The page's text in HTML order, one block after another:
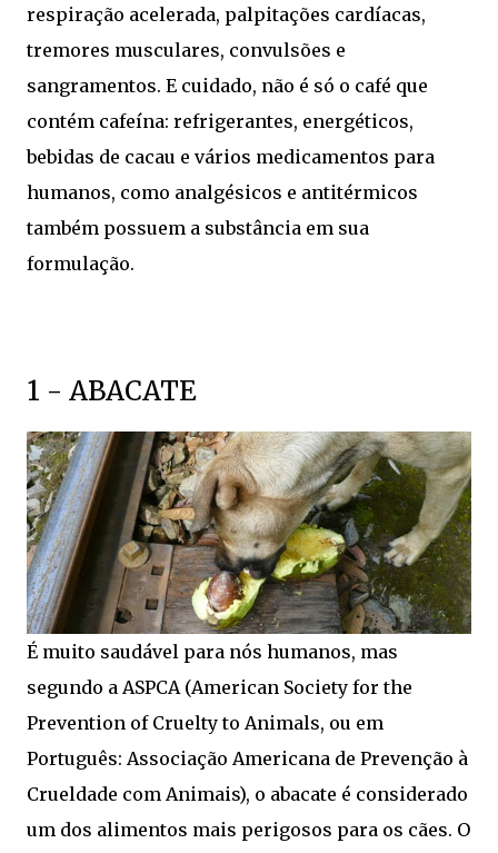
respiração acelerada, palpitações cardíacas,
tremores musculares, convulsões e
sangramentos. E cuidado, não é só o café que
contém cafeína: refrigerantes, energéticos,
bebidas de cacau e vários medicamentos para
humanos, como analgésicos e antitérmicos
também possuem a substância em sua
formulação.
1 - ABACATE
É muito saudável para nós humanos, mas
segundo a ASPCA (American Society for the
Prevention of Cruelty to Animals, ou em
Português: Associação Americana de Prevenção à
Crueldade com Animais), o abacate é considerado
um dos alimentos mais perigosos para os cães. O